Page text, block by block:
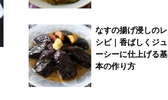
なすの揚げ浸しのレ
シピ｜香ばしくジュ
ーシーに仕上げる基
本の作り方